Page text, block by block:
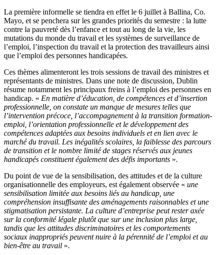
La première informelle se tiendra en effet le 6 juillet à Ballina, Co.
Mayo, et se penchera sur les grandes priorités du semestre : la lutte
contre la pauvreté dès l’enfance et tout au long de la vie, les
mutations du monde du travail et les systèmes de surveillance de
l’emploi, l’inspection du travail et la protection des travailleurs ainsi
que l’emploi des personnes handicapées.
Ces thèmes alimenteront les trois sessions de travail des ministres et
représentants de ministres. Dans une note de discussion, Dublin
résume notamment les principaux freins à l’emploi des personnes en
handicap. « En matière d’éducation, de compétences et d’insertion
professionnelle, on constate un manque de mesures telles que
l’intervention précoce, l’accompagnement à la transition formation-
emploi, l’orientation professionnelle et le développement des
compétences adaptées aux besoins individuels et en lien avec le
marché du travail. Les inégalités scolaires, la faiblesse des parcours
de transition et le nombre limité de stages réservés aux jeunes
handicapés constituent également des défis importants ».
Du point de vue de la sensibilisation, des attitudes et de la culture
organisationnelle des employeurs, est également observée « une
sensibilisation limitée aux besoins liés au handicap, une
compréhension insuffisante des aménagements raisonnables et une
stigmatisation persistante. La culture d’entreprise peut rester axée
sur la conformité légale plutôt que sur une inclusion plus large,
tandis que les attitudes discriminatoires et les comportements
sociaux inappropriés peuvent nuire à la pérennité de l’emploi et au
bien-être au travail ».